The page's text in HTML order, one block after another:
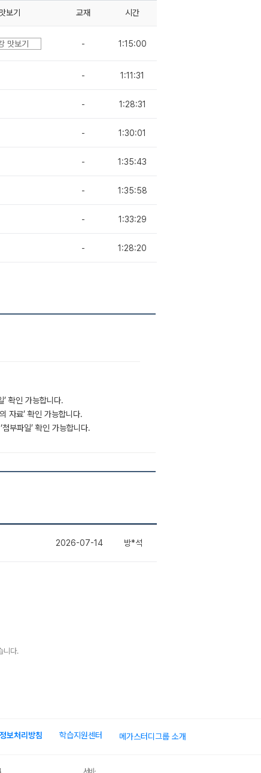
맛보기 교재 시간
맛보기 - 1:15:00
- 1:11:31
- 1:28:31
- 1:30:01
- 1:35:43
- 1:35:58
- 1:33:29
- 1:28:20
확인 가능합니다.
자료’ 확인 가능합니다.
부파일’ 확인 가능합니다.
2026-07-14 방*석
니다.
보처리방침 학습지원센터 메가스터디그룹 소개
서비스 가입사실 확인